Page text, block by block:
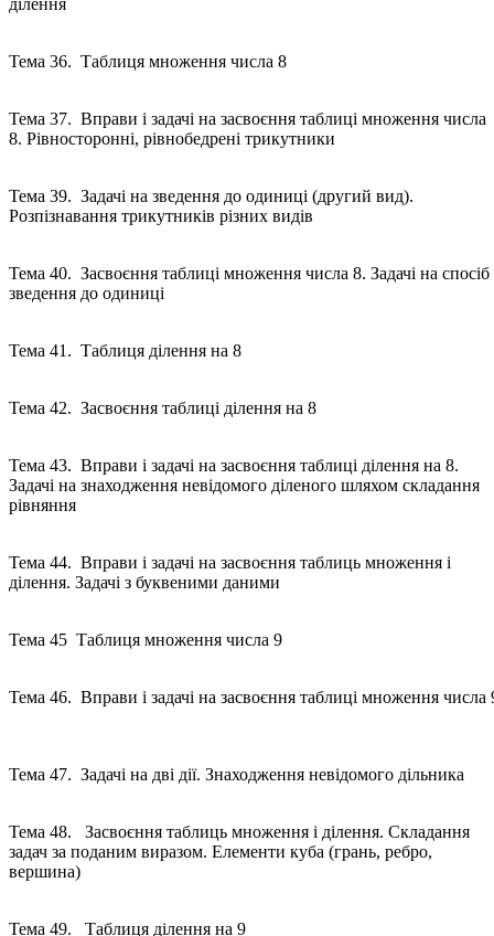
ділення
Тема 36. Таблиця множення числа 8
Тема 37. Вправи і задачі на засвоєння таблиці множення числа
8. Рівносторонні, рівнобедрені трикутники
Тема 39. Задачі на зведення до одиниці (другий вид).
Розпізнавання трикутників різних видів
Тема 40. Засвоєння таблиці множення числа 8. Задачі на спосіб
зведення до одиниці
Тема 41. Таблиця ділення на 8
Тема 42. Засвоєння таблиці ділення на 8
Тема 43. Вправи і задачі на засвоєння таблиці ділення на 8.
Задачі на знаходження невідомого діленого шляхом складання
рівняння
Тема 44. Вправи і задачі на засвоєння таблиць множення і
ділення. Задачі з буквеними даними
Тема 45 Таблиця множення числа 9
Тема 46. Вправи і задачі на засвоєння таблиці множення числа
Тема 47. Задачі на дві дії. Знаходження невідомого дільника
Тема 48. Засвоєння таблиць множення і ділення. Складання
задач за поданим виразом. Елементи куба (грань, ребро,
вершина)
Тема 49. Таблиця ділення на 9